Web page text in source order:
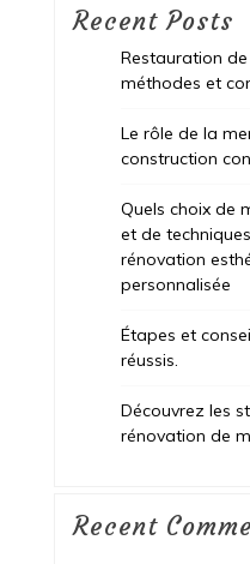
Recent Posts
Restauration
méthodes et
Le rôle de la
construction
Quels choix de
et de
rénovation
personnalisée
Étapes et
réussis.
Découvrez les
rénovation de
Recent